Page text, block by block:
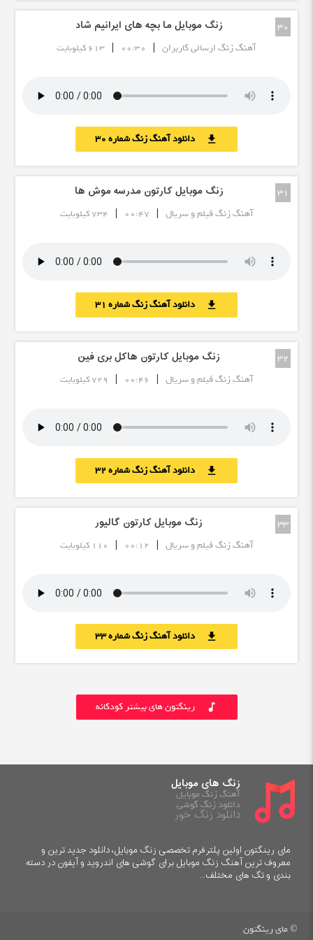
30 زنگ موبایل ما بچه های ایرانیم شاد
آهنگ زنگ ارسالی کاربران |
00:30
| 613 کیلوبایت
download دانلود آهنگ زنگ شماره 30
31 زنگ موبایل کارتون مدرسه موش ها
آهنگ زنگ فیلم و سریال |
00:47
| 734 کیلوبایت
download دانلود آهنگ زنگ شماره 31
32 زنگ موبایل کارتون هاکل بری فین
آهنگ زنگ فیلم و سریال |
00:46
| 729 کیلوبایت
download دانلود آهنگ زنگ شماره 32
33 زنگ موبایل کارتون گالیور
آهنگ زنگ فیلم و سریال |
00:12
| 110 کیلوبایت
download دانلود آهنگ زنگ شماره 33
music_note رینگتون های بیشتر کودکانه
زنگ های موبایل
آهنگ زنگ موبایل
دانلود زنگ گوشی
دانلود زنگ خور
مای رینگتون اولین پلترفرم تخصصی زنگ موبایل، دانلود جدید ترین و
معروف ترین آهنگ زنگ موبایل برای گوشی های اندروید و آیفون در دسته
بندی و تگ های مختلف...
© مای رینگتون